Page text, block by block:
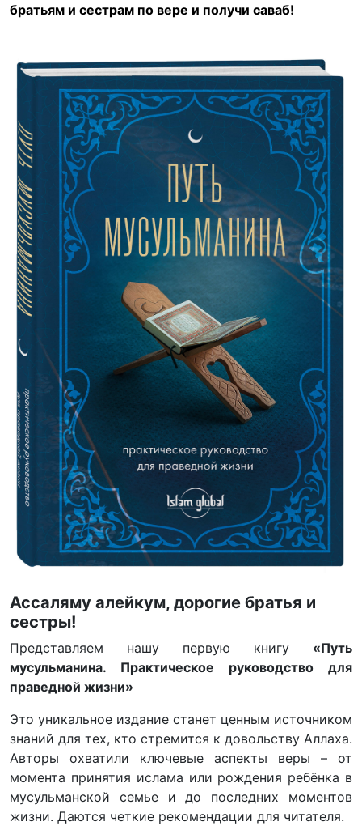
братьям и сестрам по вере и получи саваб!
Ассаляму алейкум, дорогие братья и
сестры!
Представляем нашу первую книгу «Путь
мусульманина. Практическое руководство для
праведной жизни»
Это уникальное издание станет ценным источником
знаний для тех, кто стремится к довольству Аллаха.
Авторы охватили ключевые аспекты веры – от
момента принятия ислама или рождения ребёнка в
мусульманской семье и до последних моментов
жизни. Даются четкие рекомендации для читателя.